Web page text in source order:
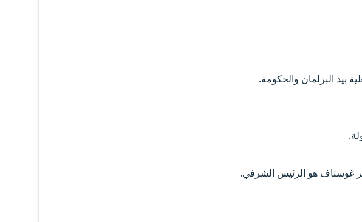
بيد البرلمان والحكومة.
غوستاف هو الرئيس الشرفي.